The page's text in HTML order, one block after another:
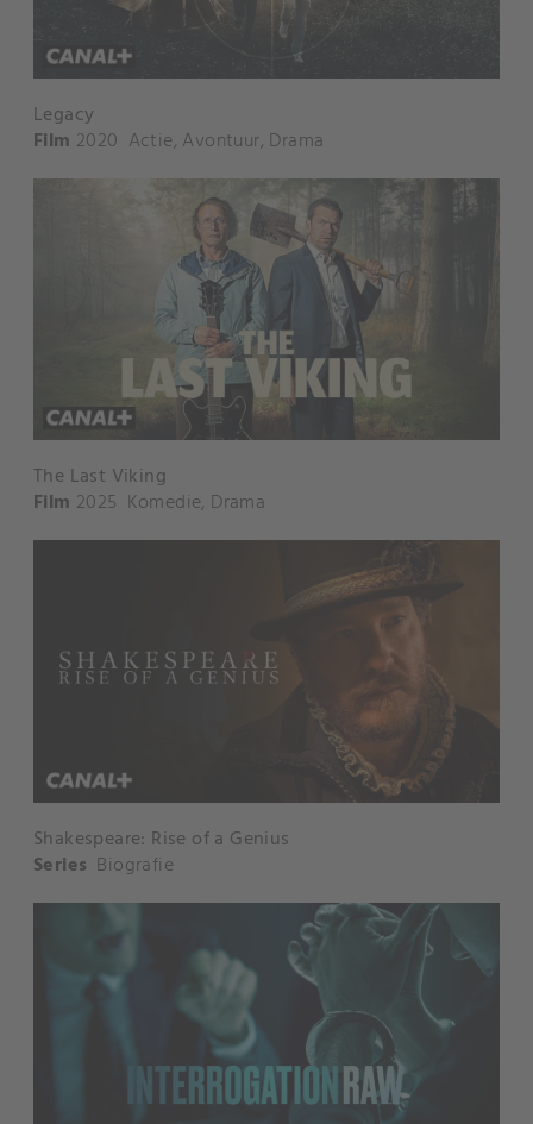
Legacy
Film 2020 Actie, Avontuur, Drama
The Last Viking
Film 2025 Komedie, Drama
Shakespeare: Rise of a Genius
Series Biografie